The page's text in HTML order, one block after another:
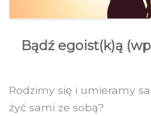
Bądź egoist(k)ą
Rodzimy się i umieramy
żyć sami ze sobą?